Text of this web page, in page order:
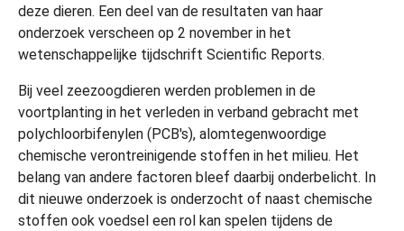
deze dieren. Een deel van de resultaten van haar
onderzoek verscheen op 2 november in het
wetenschappelijke tijdschrift Scientific Reports.
Bij veel zeezoogdieren werden problemen in de
voortplanting in het verleden in verband gebracht met
polychloorbifenylen (PCB's), alomtegenwoordige
chemische verontreinigende stoffen in het milieu. Het
belang van andere factoren bleef daarbij onderbelicht. In
dit nieuwe onderzoek is onderzocht of naast chemische
stoffen ook voedsel een rol kan spelen tijdens de